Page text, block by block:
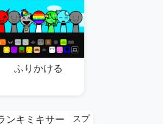
ふりかける
スプ